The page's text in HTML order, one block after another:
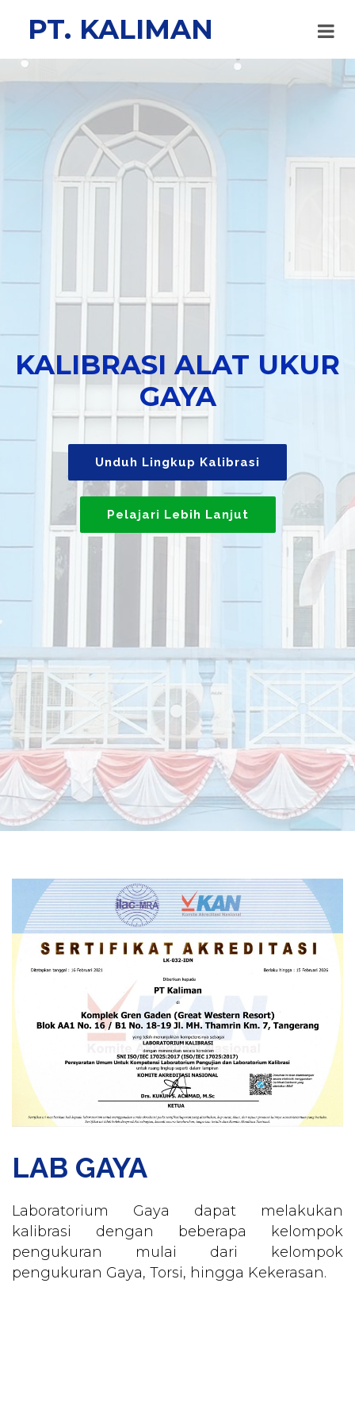
PT. KALIMAN
KALIBRASI ALAT UKUR
GAYA
Unduh Lingkup Kalibrasi
Pelajari Lebih Lanjut
LAB GAYA
Laboratorium Gaya dapat melakukan
kalibrasi dengan beberapa kelompok
pengukuran mulai dari kelompok
pengukuran Gaya, Torsi, hingga Kekerasan.